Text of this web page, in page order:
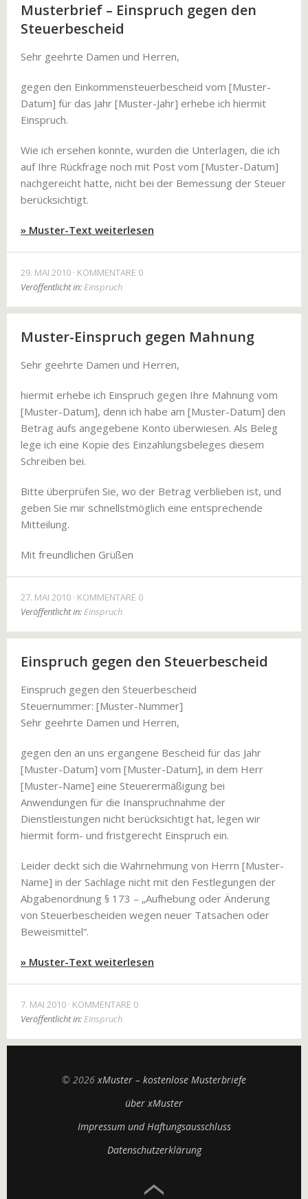
Musterbrief – Einspruch gegen den
Steuerbescheid
Sehr geehrte Damen und Herren,
gegen den Einkommensteuerbescheid vom [Muster-
Datum] für das Jahr [Muster-Jahr] erhebe ich hiermit
Einspruch.
Wie ich ersehen konnte, wurden die Unterlagen, die ich
auf Ihre Rückfrage noch mit Post vom [Muster-Datum]
nachgereicht hatte, nicht bei der Bemessung der Steuer
berücksichtigt.
» Muster-Text weiterlesen
29. MAI 2010 KOMMENTARE 0
Veröffentlicht in:Einspruch
Muster-Einspruch gegen Mahnung
Sehr geehrte Damen und Herren,
hiermit erhebe ich Einspruch gegen Ihre Mahnung vom
[Muster-Datum], denn ich habe am [Muster-Datum] den
Betrag aufs angegebene Konto überwiesen. Als Beleg
lege ich eine Kopie des Einzahlungsbeleges diesem
Schreiben bei.
Bitte überprüfen Sie, wo der Betrag verblieben ist, und
geben Sie mir schnellstmöglich eine entsprechende
Mitteilung.
Mit freundlichen Grüßen
27. MAI 2010 KOMMENTARE 0
Veröffentlicht in:Einspruch
Einspruch gegen den Steuerbescheid
Einspruch gegen den Steuerbescheid
Steuernummer: [Muster-Nummer]
Sehr geehrte Damen und Herren,
gegen den an uns ergangene Bescheid für das Jahr
[Muster-Datum] vom [Muster-Datum], in dem Herr
[Muster-Name] eine Steuerermäßigung bei
Anwendungen für die Inanspruchnahme der
Dienstleistungen nicht berücksichtigt hat, legen wir
hiermit form- und fristgerecht Einspruch ein.
Leider deckt sich die Wahrnehmung von Herrn [Muster-
Name] in der Sachlage nicht mit den Festlegungen der
Abgabenordnung § 173 – „Aufhebung oder Änderung
von Steuerbescheiden wegen neuer Tatsachen oder
Beweismittel“.
» Muster-Text weiterlesen
7. MAI 2010 KOMMENTARE 0
Veröffentlicht in:Einspruch
© 2026xMuster – kostenlose Musterbriefe
über xMuster
Impressum und Haftungsausschluss
Datenschutzerklärung